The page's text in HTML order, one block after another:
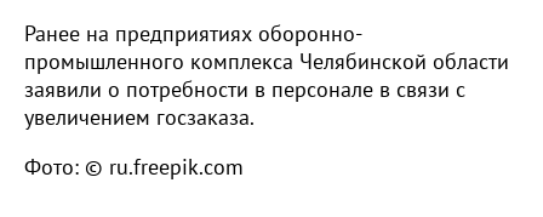
Ранее на предприятиях оборонно-
промышленного комплекса Челябинской области
заявили о потребности в персонале в связи с
увеличением госзаказа.
Фото: © ru.freepik.com